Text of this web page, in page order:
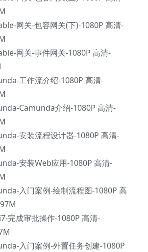
网关-包容网关(下)-1080P 高清-
网关-事件网关-1080P 高清-
工作流介绍-1080P 高清-
Camunda介绍-1080P 高清-
安装流程设计器-1080P 高清-
安装Web应用-1080P 高清-
入门案例-绘制流程图-1080P 高
完成审批操作-1080P 高清-
入门案例-外置任务创建-1080P